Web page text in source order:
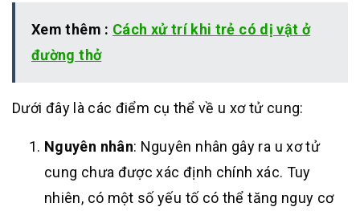
Xem thêm : Cách xử trí khi trẻ có dị vật ở
đường thở
Dưới đây là các điểm cụ thể về u xơ tử cung:
Nguyên nhân: Nguyên nhân gây ra u xơ tử
cung chưa được xác định chính xác. Tuy
nhiên, có một số yếu tố có thể tăng nguy cơ